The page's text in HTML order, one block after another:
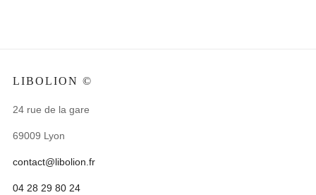
LIBOLION ©
24 rue de la gare
69009 Lyon
contact@libolion.fr
04 28 29 80 24